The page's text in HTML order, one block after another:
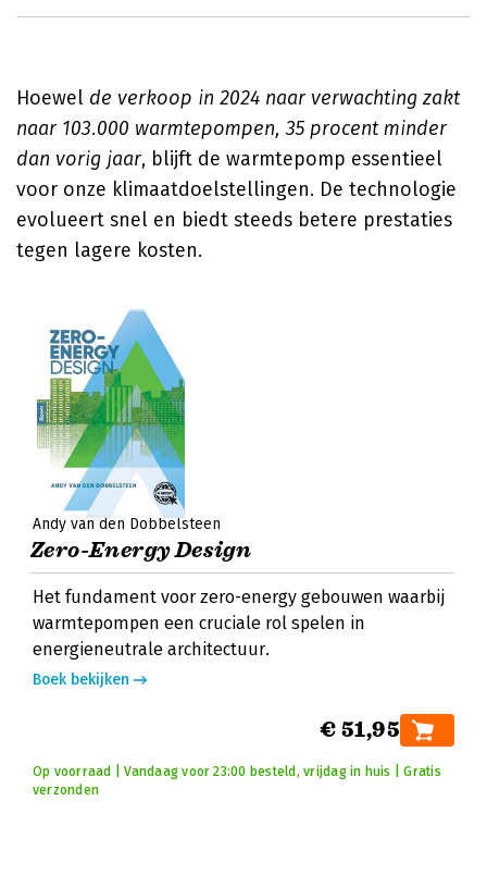
Hoewel de verkoop in 2024 naar verwachting zakt
naar 103.000 warmtepompen, 35 procent minder
dan vorig jaar, blijft de warmtepomp essentieel
voor onze klimaatdoelstellingen. De technologie
evolueert snel en biedt steeds betere prestaties
tegen lagere kosten.
Andy van den Dobbelsteen
Zero-Energy Design
Het fundament voor zero-energy gebouwen waarbij
warmtepompen een cruciale rol spelen in
energieneutrale architectuur.
Boek bekijken
€ 51,95
Op voorraad | Vandaag voor 23:00 besteld, vrijdag in huis | Gratis
verzonden